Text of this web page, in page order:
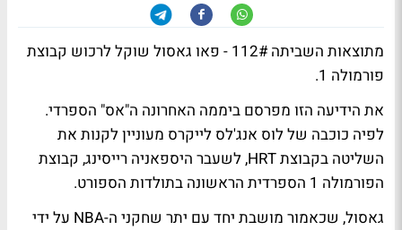
מתוצאות השביתה 112# - פאו גאסול שוקל לרכוש קבוצת
פורמולה 1.
את הידיעה הזו מפרסם ביממה האחרונה ה"אס" הספרדי.
לפיה כוכבה של לוס אנג'לס לייקרס מעוניין לקנות את
השליטה בקבוצת HRT, לשעבר היספאניה רייסינג, קבוצת
הפורמולה 1 הספרדית הראשונה בתולדות הספורט.
גאסול, שכאמור מושבת יחד עם יתר שחקני ה-NBA על ידי